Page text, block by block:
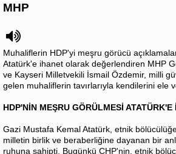
MHP
Muhaliflerin HDP'yi meşru görücü
Atatürk'e ihanet olarak değerlendiren MHP
ve Kayseri Milletvekili İsmail Özdemir, milli
gelen muhaliflerin tavırlarıyla kendilerini ele
HDP'NİN MEŞRU GÖRÜLMESİ ATATÜRK'E
Gazi Mustafa Kemal Atatürk, etnik
milletin birlik ve beraberliğine dayanan bir
ruhuna sahipti. Bugünkü CHP'nin, etnik